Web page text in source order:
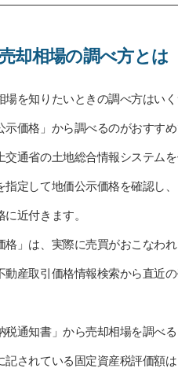
却相場の調べ方とは
場を知りたいときの調べ方はい
示価格」から調べるのがおすすめ
交通省の土地総合情報システム
指定して地価公示価格を確認し
近付きます。
格」は、実際に売買がおこなわ
動産取引価格情報検索から直近
税通知書」から売却相場を調べる
記されている固定資産税評価額